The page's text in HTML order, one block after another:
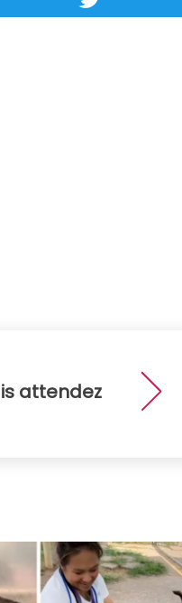
attendez